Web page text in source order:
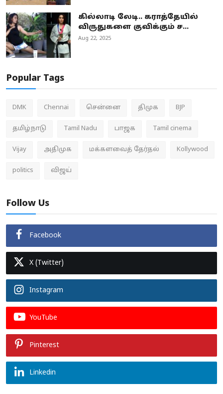
கில்லாடி லேடி.. கராத்தேயில்
விருதுகளை குவிக்கும் ச...
Aug 22, 2025
Popular Tags
DMK Chennai சென்னை திமுக BJP
தமிழ்நாடு Tamil Nadu பாஜக Tamil cinema
Vijay அதிமுக மக்களவைத் தேர்தல் Kollywood
politics விஜய்
Follow Us
Facebook
X (Twitter)
Instagram
YouTube
Pinterest
Linkedin